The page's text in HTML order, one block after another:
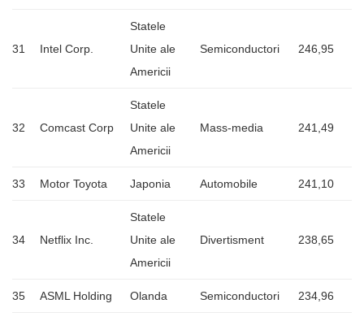
31 Intel Corp.
Statele
Unite ale
Americii
Semiconductori 246,95
32 Comcast Corp
Statele
Unite ale
Americii
Mass-media 241,49
33 Motor Toyota Japonia Automobile 241,10
34 Netflix Inc.
Statele
Unite ale
Americii
Divertisment 238,65
35 ASML Holding Olanda Semiconductori 234,96